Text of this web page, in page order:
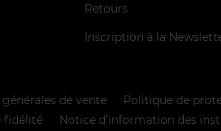
Retours
Inscription à la
de vente Politique de
fidélité
Notice d’information des